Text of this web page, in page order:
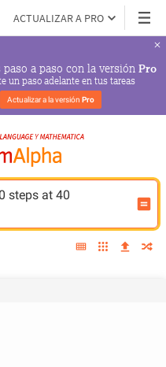
ACTUALIZAR A PRO
a paso con la versión Pro
un paso adelante en tus tareas
Actualizar a la versión Pro
steps at 40